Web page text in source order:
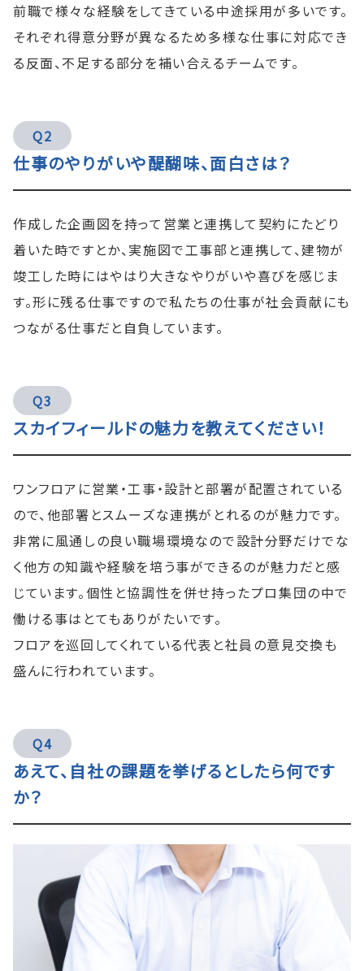
前職で様々な経験をしてきている中途採用が多いです。
それぞれ得意分野が異なるため多様な仕事に対応でき
る反面、不足する部分を補い合えるチームです。
Q2
仕事のやりがいや醍醐味、面白さは？
作成した企画図を持って営業と連携して契約にたどり
着いた時ですとか、実施図で工事部と連携して、建物が
竣工した時にはやはり大きなやりがいや喜びを感じま
す。形に残る仕事ですので私たちの仕事が社会貢献にも
つながる仕事だと自負しています。
Q3
スカイフィールドの魅力を教えてください！
ワンフロアに営業・工事・設計と部署が配置されている
ので、他部署とスムーズな連携がとれるのが魅力です。
非常に風通しの良い職場環境なので設計分野だけでな
く他方の知識や経験を培う事ができるのが魅力だと感
じています。個性と協調性を併せ持ったプロ集団の中で
働ける事はとてもありがたいです。
フロアを巡回してくれている代表と社員の意見交換も
盛んに行われています。
Q4
あえて、自社の課題を挙げるとしたら何です
か？